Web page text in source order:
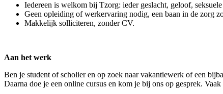
Iedereen is welkom bij Tzorg: ieder geslacht, geloof,
Geen opleiding of werkervaring nodig, een baan in de zorg
Makkelijk solliciteren, zonder CV.
Aan het werk
Ben je student of scholier en op zoek naar vakantiewerk of een
Daarna doe je een online cursus en kom je bij ons op gesprek.